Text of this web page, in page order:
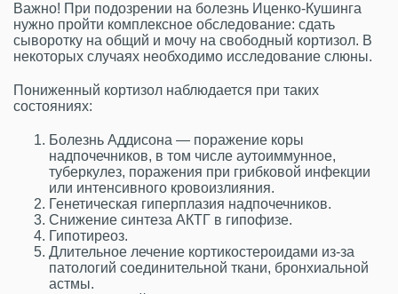
Важно! При подозрении на болезнь Иценко-Кушинга
нужно пройти комплексное обследование: сдать
сыворотку на общий и мочу на свободный кортизол. В
некоторых случаях необходимо исследование слюны.
Пониженный кортизол наблюдается при таких
состояниях:
Болезнь Аддисона — поражение коры
надпочечников, в том числе аутоиммунное,
туберкулез, поражения при грибковой инфекции
или интенсивного кровоизлияния.
Генетическая гиперплазия надпочечников.
Снижение синтеза АКТГ в гипофизе.
Гипотиреоз.
Длительное лечение кортикостероидами из-за
патологий соединительной ткани, бронхиальной
астмы.